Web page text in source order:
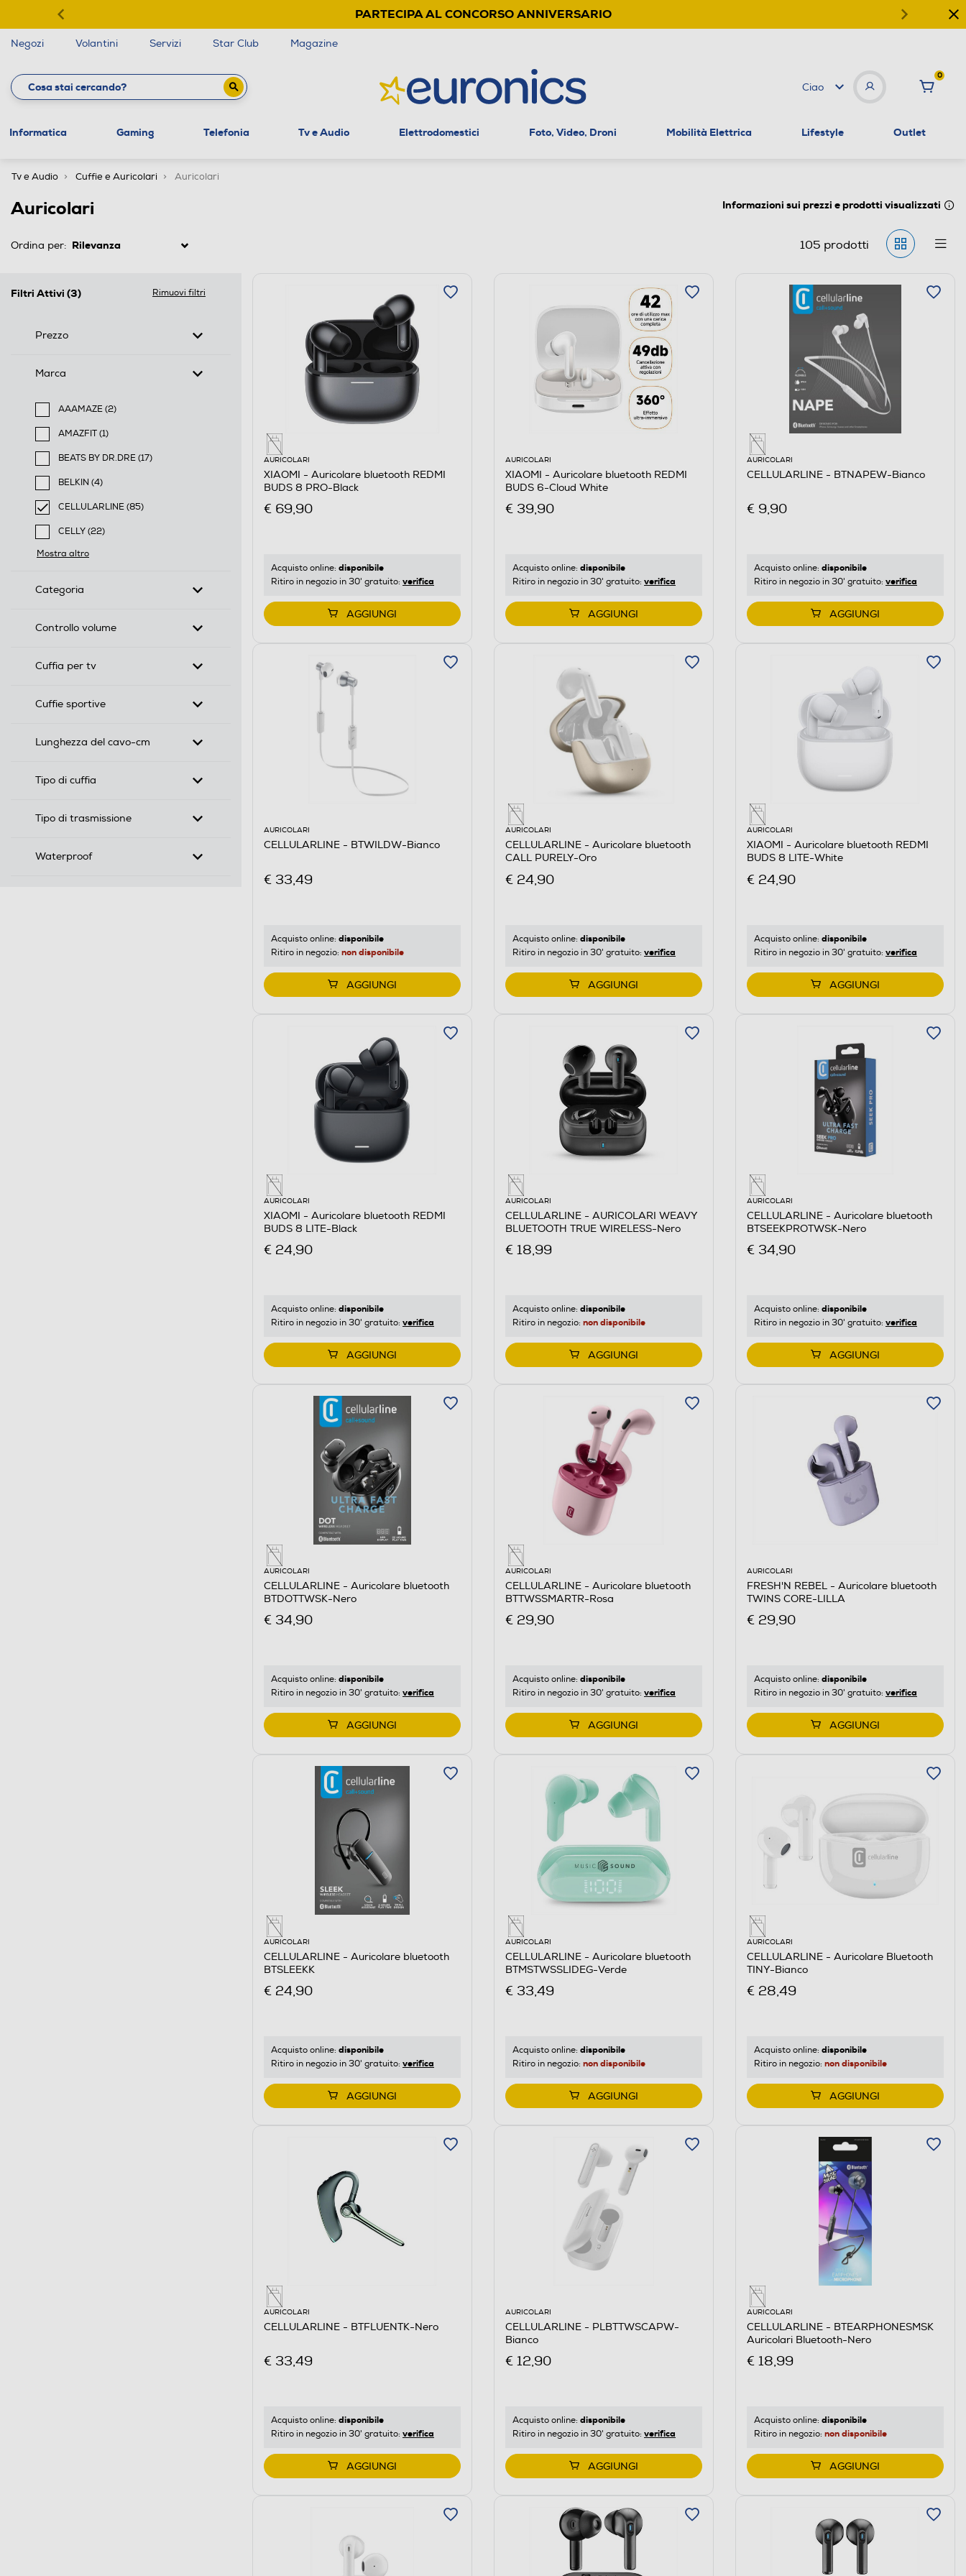
PARTECIPA AL CONCORSO ANNIVERSARIO
Negozi Volantini Servizi Star Club Magazine
Ciao
0
Informatica Gaming Telefonia Tv e Audio Elettrodomestici Foto, Video, Droni Mobilità Elettrica Lifestyle Outlet
Tv e Audio Cuffie e Auricolari Auricolari
Auricolari Informazioni sui prezzi e prodotti visualizzati
Ordina per: 105 prodotti
Filtri Attivi (3) Rimuovi filtri
Prezzo
Marca
AAAMAZE (2)
Filtra per Marca: AAAMAZE
AMAZFIT (1)
Filtra per Marca: AMAZFIT
BEATS BY DR.DRE (17)
Filtra per Marca: BEATS BY DR.DRE
BELKIN (4)
Filtra per Marca: BELKIN
CELLULARLINE (85)
selected Filtro applicato per Marca: CELLULARLINE
CELLY (22)
Filtra per Marca: CELLY
Mostra altro
Categoria
Controllo volume
Cuffia per tv
Cuffie sportive
Lunghezza del cavo-cm
Tipo di cuffia
Tipo di trasmissione
Waterproof
AURICOLARI
XIAOMI - Auricolare bluetooth REDMI
BUDS 8 PRO-Black
€ 69,90
Acquisto online: disponibile
Ritiro in negozio in 30' gratuito: verifica
AGGIUNGI
AURICOLARI
XIAOMI - Auricolare bluetooth REDMI
BUDS 6-Cloud White
€ 39,90
Acquisto online: disponibile
Ritiro in negozio in 30' gratuito: verifica
AGGIUNGI
AURICOLARI
CELLULARLINE - BTNAPEW-Bianco
€ 9,90
Acquisto online: disponibile
Ritiro in negozio in 30' gratuito: verifica
AGGIUNGI
AURICOLARI
CELLULARLINE - BTWILDW-Bianco
€ 33,49
Acquisto online: disponibile
Ritiro in negozio: non disponibile
AGGIUNGI
AURICOLARI
CELLULARLINE - Auricolare bluetooth
CALL PURELY-Oro
€ 24,90
Acquisto online: disponibile
Ritiro in negozio in 30' gratuito: verifica
AGGIUNGI
AURICOLARI
XIAOMI - Auricolare bluetooth REDMI
BUDS 8 LITE-White
€ 24,90
Acquisto online: disponibile
Ritiro in negozio in 30' gratuito: verifica
AGGIUNGI
AURICOLARI
XIAOMI - Auricolare bluetooth REDMI
BUDS 8 LITE-Black
€ 24,90
Acquisto online: disponibile
Ritiro in negozio in 30' gratuito: verifica
AGGIUNGI
AURICOLARI
CELLULARLINE - AURICOLARI WEAVY
BLUETOOTH TRUE WIRELESS-Nero
€ 18,99
Acquisto online: disponibile
Ritiro in negozio: non disponibile
AGGIUNGI
AURICOLARI
CELLULARLINE - Auricolare bluetooth
BTSEEKPROTWSK-Nero
€ 34,90
Acquisto online: disponibile
Ritiro in negozio in 30' gratuito: verifica
AGGIUNGI
AURICOLARI
CELLULARLINE - Auricolare bluetooth
BTDOTTWSK-Nero
€ 34,90
Acquisto online: disponibile
Ritiro in negozio in 30' gratuito: verifica
AGGIUNGI
AURICOLARI
CELLULARLINE - Auricolare bluetooth
BTTWSSMARTR-Rosa
€ 29,90
Acquisto online: disponibile
Ritiro in negozio in 30' gratuito: verifica
AGGIUNGI
AURICOLARI
FRESH'N REBEL - Auricolare bluetooth
TWINS CORE-LILLA
€ 29,90
Acquisto online: disponibile
Ritiro in negozio in 30' gratuito: verifica
AGGIUNGI
AURICOLARI
CELLULARLINE - Auricolare bluetooth
BTSLEEKK
€ 24,90
Acquisto online: disponibile
Ritiro in negozio in 30' gratuito: verifica
AGGIUNGI
AURICOLARI
CELLULARLINE - Auricolare bluetooth
BTMSTWSSLIDEG-Verde
€ 33,49
Acquisto online: disponibile
Ritiro in negozio: non disponibile
AGGIUNGI
AURICOLARI
CELLULARLINE - Auricolare Bluetooth
TINY-Bianco
€ 28,49
Acquisto online: disponibile
Ritiro in negozio: non disponibile
AGGIUNGI
AURICOLARI
CELLULARLINE - BTFLUENTK-Nero
€ 33,49
Acquisto online: disponibile
Ritiro in negozio in 30' gratuito: verifica
AGGIUNGI
AURICOLARI
CELLULARLINE - PLBTTWSCAPW-
Bianco
€ 12,90
Acquisto online: disponibile
Ritiro in negozio in 30' gratuito: verifica
AGGIUNGI
AURICOLARI
CELLULARLINE - BTEARPHONESMSK
Auricolari Bluetooth-Nero
€ 18,99
Acquisto online: disponibile
Ritiro in negozio: non disponibile
AGGIUNGI